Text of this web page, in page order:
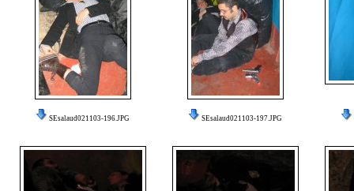
SEsalaud021103-196.JPG SEsalaud021103-197.JPG